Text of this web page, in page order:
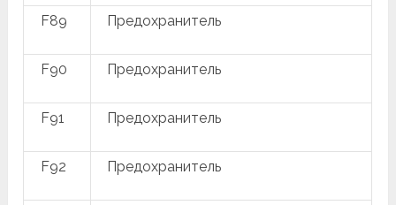
F89 Предохранитель
F90 Предохранитель
F91 Предохранитель
F92 Предохранитель